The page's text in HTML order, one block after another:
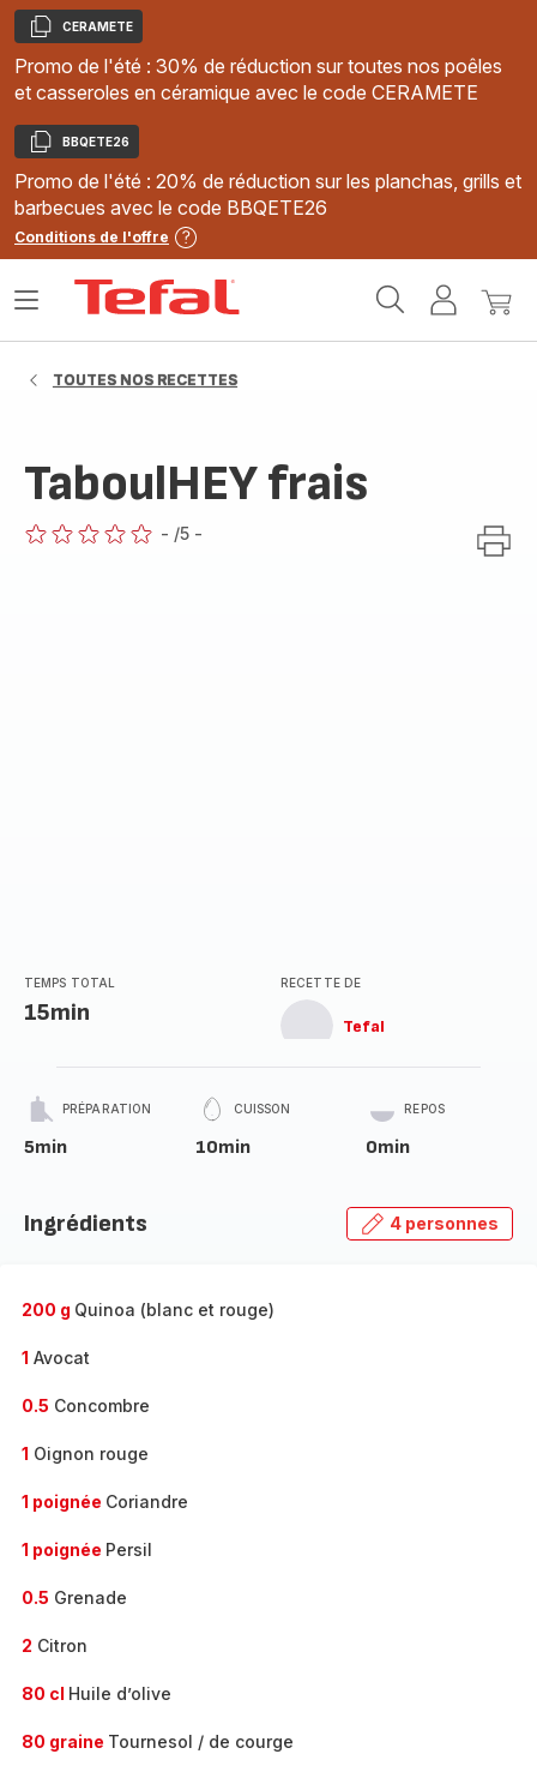
Copier
CERAMETE
Promo de l'été : 30% de réduction sur toutes nos poêles
et casseroles en céramique avec le code CERAMETE
Copier
BBQETE26
Promo de l'été : 20% de réduction sur les planchas, grills et
barbecues avec le code BBQETE26
Conditions de l'offre
MonMon
Ouvrir
TOUTES NOS RECETTES
TaboulHEY frais
- /5 -
TEMPS TOTAL
15min
RECETTE DE
Tefal
PRÉPARATION
5min
CUISSON
10min
REPOS
0min
Ingrédients 4 personnes
200 g Quinoa (blanc et rouge)
1 Avocat
0.5 Concombre
1 Oignon rouge
1 poignée Coriandre
1 poignée Persil
0.5 Grenade
2 Citron
80 cl Huile d’olive
80 graine Tournesol / de courge